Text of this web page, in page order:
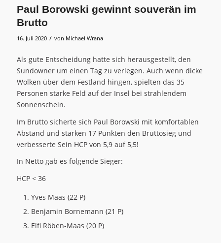
Paul Borowski gewinnt souverän im
Brutto
16. Juli 2020 / von Michael Wrana
Als gute Entscheidung hatte sich herausgestellt, den
Sundowner um einen Tag zu verlegen. Auch wenn dicke
Wolken über dem Festland hingen, spielten das 35
Personen starke Feld auf der Insel bei strahlendem
Sonnenschein.
Im Brutto sicherte sich Paul Borowski mit komfortablen
Abstand und starken 17 Punkten den Bruttosieg und
verbesserte Sein HCP von 5,9 auf 5,5!
In Netto gab es folgende Sieger:
HCP < 36
Yves Maas (22 P)
Benjamin Bornemann (21 P)
Elfi Röben-Maas (20 P)